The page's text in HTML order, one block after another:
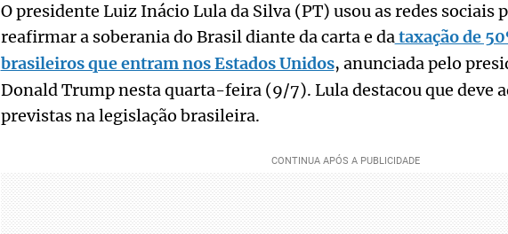
O presidente Luiz Inácio Lula da Silva (PT) usou as redes sociais
reafirmar a soberania do Brasil diante da carta e dataxação de
brasileiros que entram nos Estados Unidos, anunciada pelo
Donald Trump nesta quarta-feira (9/7). Lula destacou que deve
previstas na legislação brasileira.